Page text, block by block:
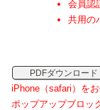
会員認
共用の
PDFダウンロード
iPhone（safari）を
ポップアップブロッ